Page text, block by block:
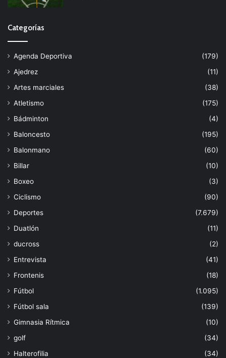
Categorías
Agenda Deportiva
(179)
Ajedrez
(11)
Artes marciales
(38)
Atletismo
(175)
Bádminton
(4)
Baloncesto
(195)
Balonmano
(60)
Billar
(10)
Boxeo
(3)
Ciclismo
(90)
Deportes
(7.679)
Duatlón
(11)
ducross
(2)
Entrevista
(41)
Frontenis
(18)
Fútbol
(1.095)
Fútbol sala
(139)
Gimnasia Rítmica
(10)
golf
(34)
Halterofilia
(34)